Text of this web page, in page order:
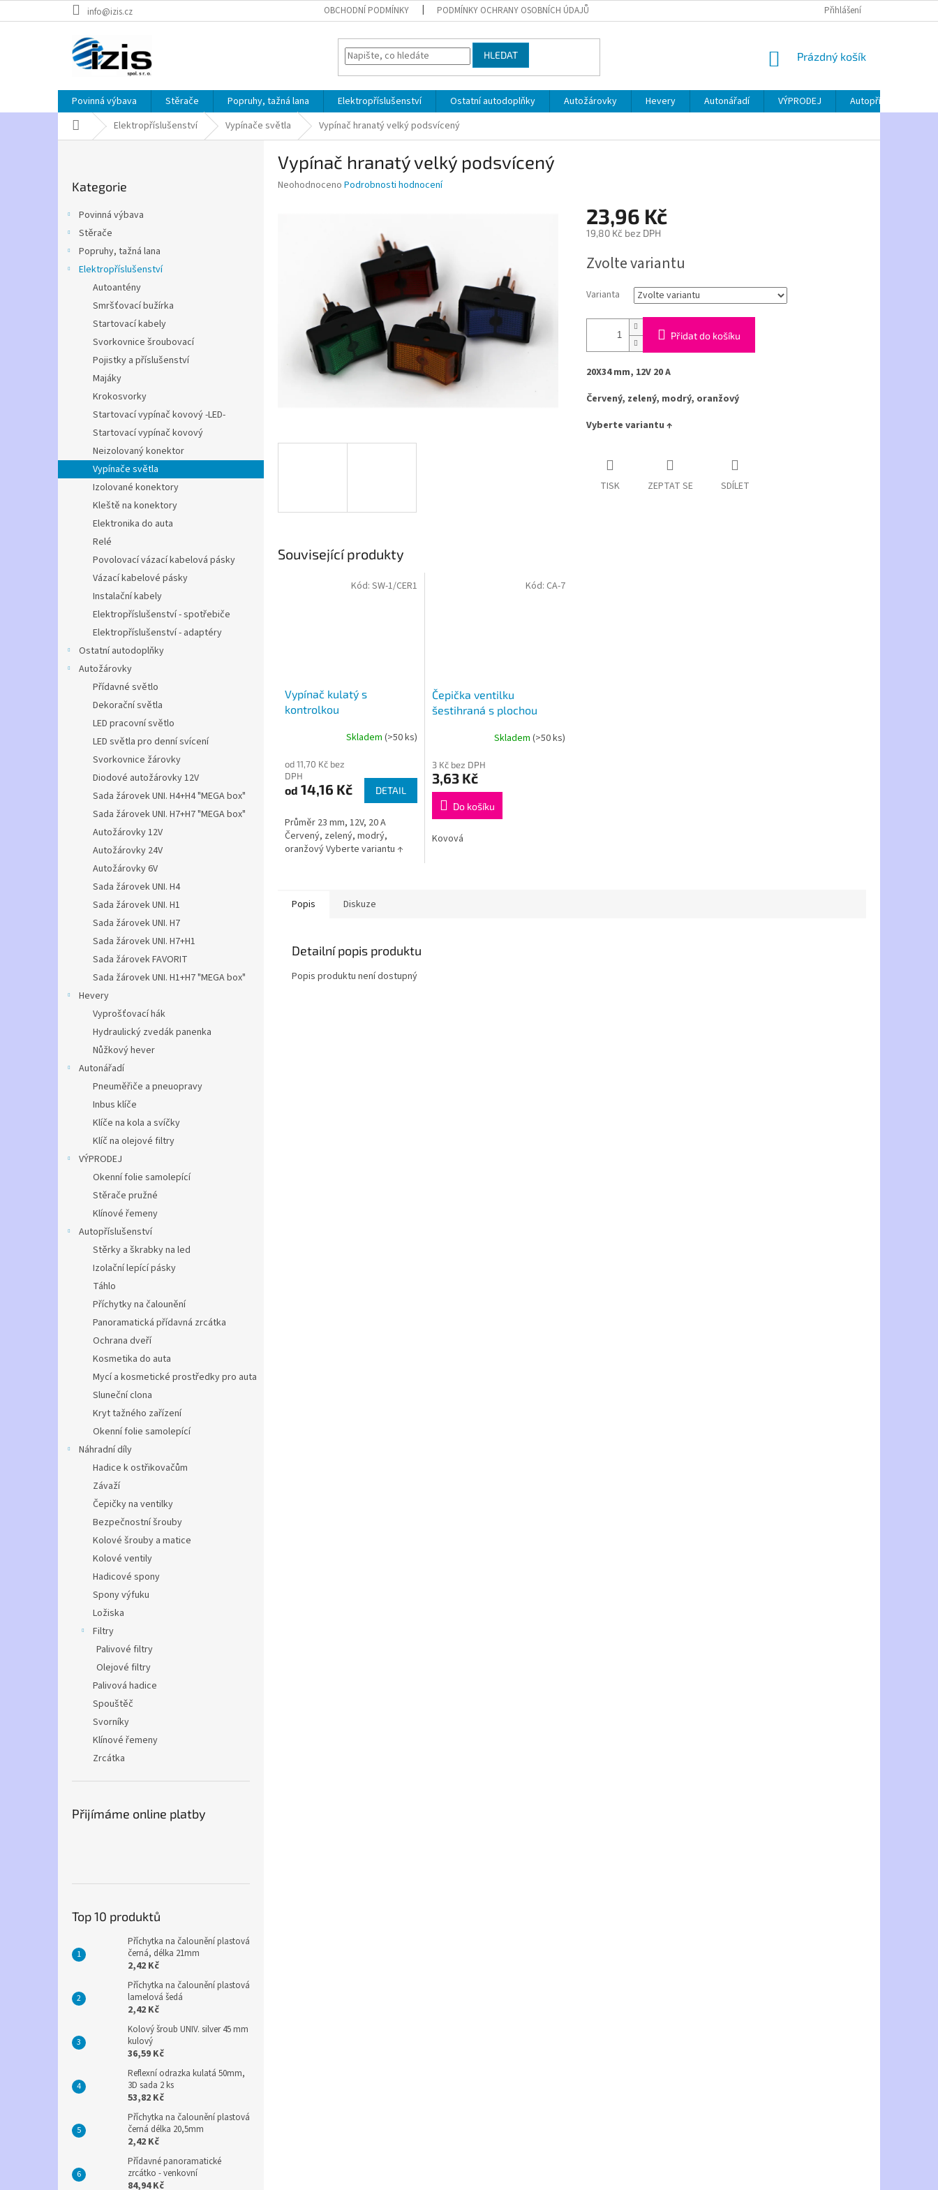
na
info@izis.cz OBCHODNÍ PODMÍNKY PODMÍNKY OCHRANY OSOBNÍCH ÚDAJŮ Přihlášení
HLEDAT
NÁKUPNÍ
Prázdný košík
Povinná výbava Stěrače Popruhy, tažná lana Elektropříslušenství Ostatní autodoplňky Autožárovky Hevery Autonářadí VÝPRODEJ
Autopříslušenství
Domů Elektropříslušenství Vypínače světla Vypínač hranatý velký podsvícený
kategorie
Kategorie
Povinná výbava
Stěrače
Popruhy, tažná lana
Elektropříslušenství
Autoantény
Smršťovací bužírka
Startovací kabely
Svorkovnice šroubovací
Pojistky a příslušenství
Majáky
Krokosvorky
Startovací vypínač kovový -LED-
Startovací vypínač kovový
Neizolovaný konektor
Vypínače světla
Izolované konektory
Kleště na konektory
Elektronika do auta
Relé
Povolovací vázací kabelová pásky
Vázací kabelové pásky
Instalační kabely
Elektropříslušenství - spotřebiče
Elektropříslušenství - adaptéry
Ostatní autodoplňky
Autožárovky
Přídavné světlo
Dekorační světla
LED pracovní světlo
LED světla pro denní svícení
Svorkovnice žárovky
Diodové autožárovky 12V
Sada žárovek UNI. H4+H4 "MEGA box"
Sada žárovek UNI. H7+H7 "MEGA box"
Autožárovky 12V
Autožárovky 24V
Autožárovky 6V
Sada žárovek UNI. H4
Sada žárovek UNI. H1
Sada žárovek UNI. H7
Sada žárovek UNI. H7+H1
Sada žárovek FAVORIT
Sada žárovek UNI. H1+H7 "MEGA box"
Hevery
Vyprošťovací hák
Hydraulický zvedák panenka
Nůžkový hever
Autonářadí
Pneuměřiče a pneuopravy
Inbus klíče
Klíče na kola a svíčky
Klíč na olejové filtry
VÝPRODEJ
Okenní folie samolepící
Stěrače pružné
Klínové řemeny
Autopříslušenství
Stěrky a škrabky na led
Izolační lepící pásky
Táhlo
Příchytky na čalounění
Panoramatická přídavná zrcátka
Ochrana dveří
Kosmetika do auta
Mycí a kosmetické prostředky pro auta
Sluneční clona
Kryt tažného zařízení
Okenní folie samolepící
Náhradní díly
Hadice k ostřikovačům
Závaží
Čepičky na ventilky
Bezpečnostní šrouby
Kolové šrouby a matice
Kolové ventily
Hadicové spony
Spony výfuku
Ložiska
Filtry
Palivové filtry
Olejové filtry
Palivová hadice
Spouštěč
Svorníky
Klínové řemeny
Zrcátka
Přijímáme online platby
Top 10 produktů
Příchytka na čalounění plastová
černá, délka 21mm
2,42 Kč
Příchytka na čalounění plastová
lamelová šedá
2,42 Kč
Kolový šroub UNIV. silver 45 mm
kulový
36,59 Kč
Reflexní odrazka kulatá 50mm,
3D sada 2 ks
53,82 Kč
Příchytka na čalounění plastová
černá délka 20,5mm
2,42 Kč
Přídavné panoramatické
zrcátko - venkovní
84,94 Kč
Vypínač hranatý velký podsvícený
Průměrné
Neohodnoceno Podrobnosti hodnocení
23,96 Kč
19,80 Kč bez DPH
cena:
Zvolte variantu
Varianta
Přidat do košíku
20X34 mm, 12V 20 A
Červený, zelený, modrý, oranžový
Vyberte variantu ↑
TISK ZEPTAT SE SDÍLET
Související produkty
Vypínač kulatý s
kontrolkou
Skladem (>50 ks)
od 11,70 Kč bez
DPH
od 14,16 Kč DETAIL
Průměr 23 mm, 12V, 20 A
Červený, zelený, modrý,
oranžový Vyberte variantu ↑
Kód: SW-1/CER1
Čepička ventilku
šestihraná s plochou
Skladem (>50 ks)
3 Kč bez DPH
3,63 Kč
Do košíku
Kovová
Kód: CA-7
Popis Diskuze
Detailní popis produktu
Popis produktu není dostupný